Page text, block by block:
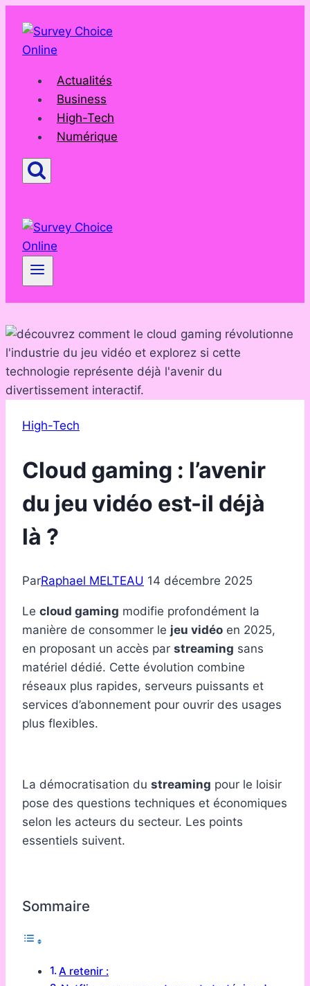
contenu
Actualités
Business
High-Tech
Numérique
High-Tech
Cloud gaming : l’avenir
du jeu vidéo est-il déjà
là ?
ParRaphael MELTEAU 14 décembre 2025
Le cloud gaming modifie profondément la
manière de consommer le jeu vidéo en 2025,
en proposant un accès par streaming sans
matériel dédié. Cette évolution combine
réseaux plus rapides, serveurs puissants et
services d’abonnement pour ouvrir des usages
plus flexibles.
La démocratisation du streaming pour le loisir
pose des questions techniques et économiques
selon les acteurs du secteur. Les points
essentiels suivent.
Sommaire
A retenir :